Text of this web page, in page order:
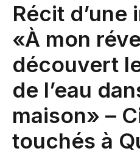
Récit d’une
«À mon
découvert
de l’eau
maison» –
touchés à